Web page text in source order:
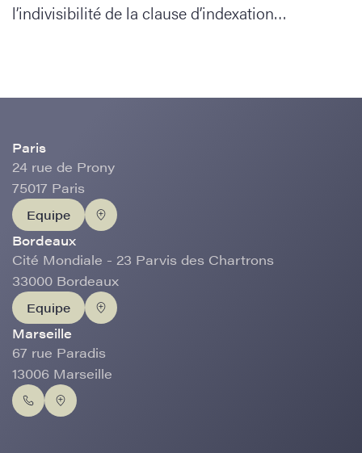
l’indivisibilité de la clause d’indexation…
Paris
24 rue de Prony
75017 Paris
Equipe
Bordeaux
Cité Mondiale - 23 Parvis des Chartrons
33000 Bordeaux
Equipe
Marseille
67 rue Paradis
13006 Marseille